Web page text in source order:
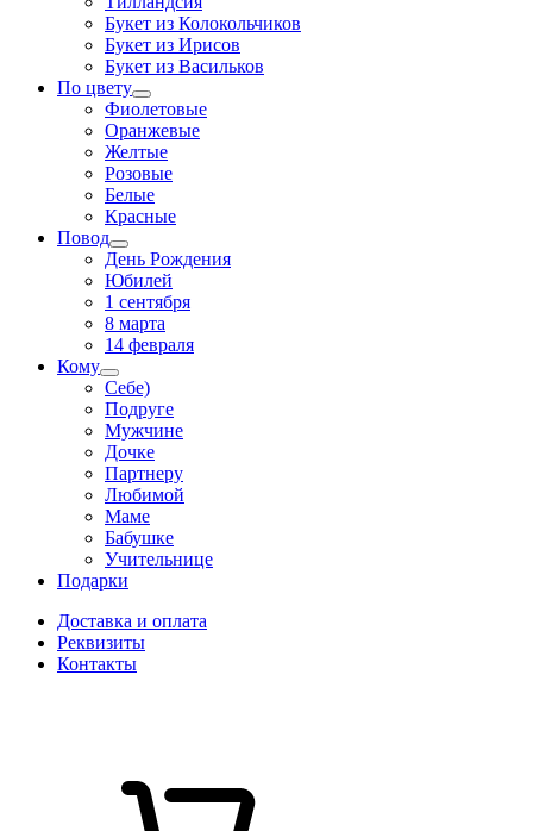
Букет из Колокольчиков
Букет из Ирисов
Букет из Васильков
По цвету
Фиолетовые
Оранжевые
Желтые
Розовые
Белые
Красные
Повод
День Рождения
Юбилей
1 сентября
8 марта
14 февраля
Кому
Себе)
Подруге
Мужчине
Дочке
Партнеру
Любимой
Маме
Бабушке
Учительнице
Подарки
Доставка и оплата
Реквизиты
Контакты